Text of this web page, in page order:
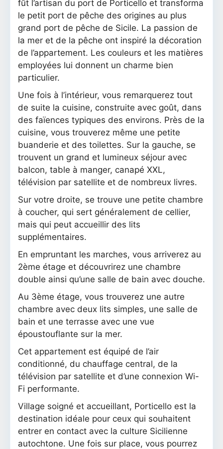
fût l’artisan du port de Porticello et transforma
le petit port de pêche des origines au plus
grand port de pêche de Sicile. La passion de
la mer et de la pêche ont inspiré la décoration
de l’appartement. Les couleurs et les matières
employées lui donnent un charme bien
particulier.
Une fois à l’intérieur, vous remarquerez tout
de suite la cuisine, construite avec goût, dans
des faïences typiques des environs. Près de la
cuisine, vous trouverez même une petite
buanderie et des toilettes. Sur la gauche, se
trouvent un grand et lumineux séjour avec
balcon, table à manger, canapé XXL,
télévision par satellite et de nombreux livres.
Sur votre droite, se trouve une petite chambre
à coucher, qui sert généralement de cellier,
mais qui peut accueillir des lits
supplémentaires.
En empruntant les marches, vous arriverez au
2ème étage et découvrirez une chambre
double ainsi qu’une salle de bain avec douche.
Au 3ème étage, vous trouverez une autre
chambre avec deux lits simples, une salle de
bain et une terrasse avec une vue
époustouflante sur la mer.
Cet appartement est équipé de l’air
conditionné, du chauffage central, de la
télévision par satellite et d’une connexion Wi-
Fi performante.
Village soigné et accueillant, Porticello est la
destination idéale pour ceux qui souhaitent
entrer en contact avec la culture Sicilienne
autochtone. Une fois sur place, vous pourrez